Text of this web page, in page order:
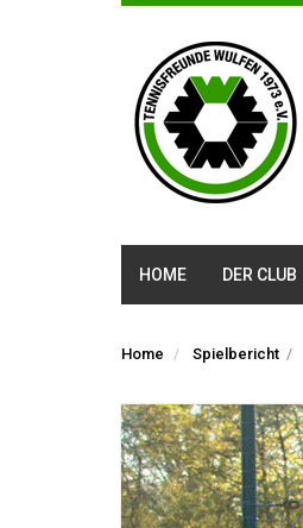
HOME DER CLUB
Home Spielbericht /